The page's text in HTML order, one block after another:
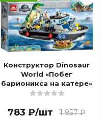
Конструктор Dinosaur
World «Побег
барионикса на катере»
783 ₽/шт 1 957₽